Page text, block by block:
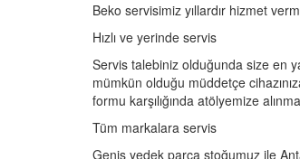
Beko servisimiz yıllardır hizmet
Hızlı ve yerinde servis
Servis talebiniz olduğunda size en
mümkün olduğu müddetçe
formu karşılığında atölyemize
Tüm markalara servis
Geniş yedek parça stoğumuz ile